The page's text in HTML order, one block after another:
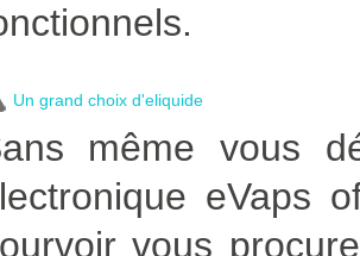
Un grand choix d'eliquide
même vous
eVaps
vous